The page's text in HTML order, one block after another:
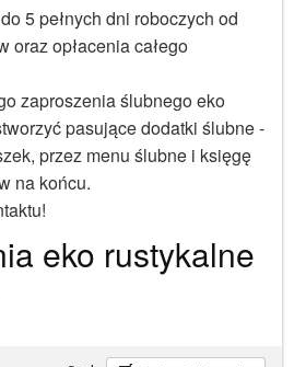
5 pełnych dni roboczych od
oraz opłacenia całego
zaproszenia ślubnego eko
pasujące dodatki ślubne -
przez menu ślubne i księgę
na końcu.
eko rustykalne